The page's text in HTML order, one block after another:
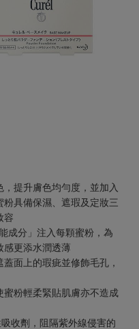
，提升膚色均勻度，並加入
粉具備保濕、遮瑕及定妝三
容
成分」注入每顆蜜粉，為
感更添水潤透薄
面上的瑕疵並修飾毛孔，
蜜粉輕柔緊貼肌膚亦不造成
收劑，阻隔紫外線侵害的